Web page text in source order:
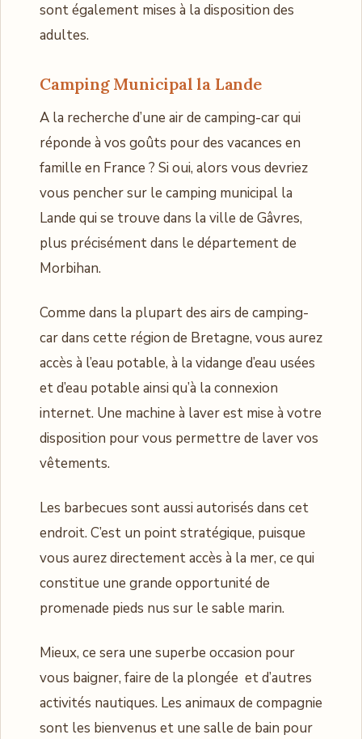
sont également mises à la disposition des
adultes.
Camping Municipal la Lande
A la recherche d’une air de camping-car qui
réponde à vos goûts pour des vacances en
famille en France ? Si oui, alors vous devriez
vous pencher sur le camping municipal la
Lande qui se trouve dans la ville de Gâvres,
plus précisément dans le département de
Morbihan.
Comme dans la plupart des airs de camping-
car dans cette région de Bretagne, vous aurez
accès à l’eau potable, à la vidange d’eau usées
et d’eau potable ainsi qu’à la connexion
internet. Une machine à laver est mise à votre
disposition pour vous permettre de laver vos
vêtements.
Les barbecues sont aussi autorisés dans cet
endroit. C’est un point stratégique, puisque
vous aurez directement accès à la mer, ce qui
constitue une grande opportunité de
promenade pieds nus sur le sable marin.
Mieux, ce sera une superbe occasion pour
vous baigner, faire de la plongée et d’autres
activités nautiques. Les animaux de compagnie
sont les bienvenus et une salle de bain pour